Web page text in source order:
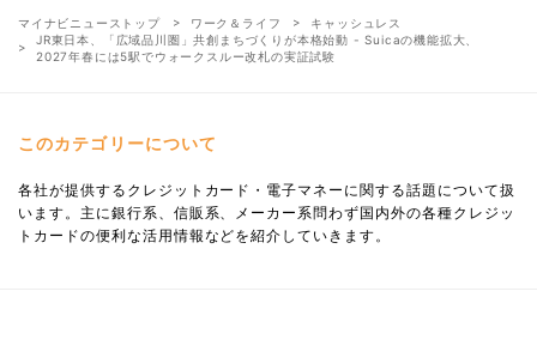
マイナビニューストップ ワーク＆ライフ
キャッシュレス
JR東日本、「広域品川圏」共創まちづくりが本格始動 - Suicaの機能拡大、
2027年春には5駅でウォークスルー改札の実証試験
このカテゴリーについて
各社が提供するクレジットカード・電子マネーに関する話題について扱
います。主に銀行系、信販系、メーカー系問わず国内外の各種クレジッ
トカードの便利な活用情報などを紹介していきます。